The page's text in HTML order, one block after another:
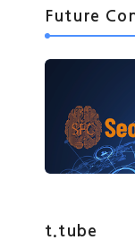
Future
t.tube